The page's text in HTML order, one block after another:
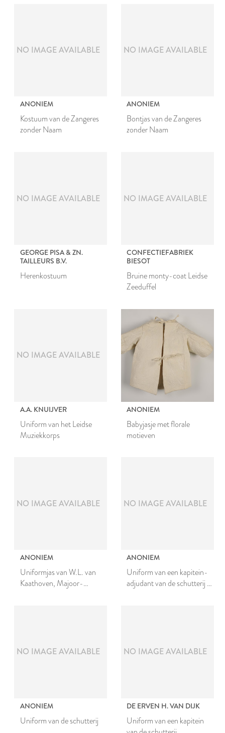
NO IMAGE AVAILABLE
ANONIEM
Kostuum van de Zangeres
zonder Naam
NO IMAGE AVAILABLE
ANONIEM
Bontjas van de Zangeres
zonder Naam
NO IMAGE AVAILABLE
GEORGE PISA & ZN.
TAILLEURS B.V.
Herenkostuum
NO IMAGE AVAILABLE
CONFECTIEFABRIEK
BIESOT
Bruine monty-coat Leidse
Zeeduffel
NO IMAGE AVAILABLE
A.A. KNUIJVER
Uniform van het Leidse
Muziekkorps
ANONIEM
Babyjasje met florale
motieven
NO IMAGE AVAILABLE
ANONIEM
Uniformjas van W.L. van
Kaathoven, Majoor-
NO IMAGE AVAILABLE
ANONIEM
Uniform van een kapitein-
adjudant van de schutterij te
NO IMAGE AVAILABLE
ANONIEM
Uniform van de schutterij
NO IMAGE AVAILABLE
DE ERVEN H. VAN DIJK
Uniform van een kapitein